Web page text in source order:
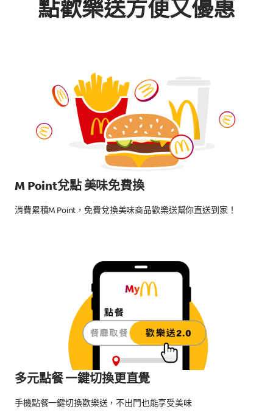
點歡樂送方便又優惠
M Point兌點 美味免費換
消費累積M Point，免費兌換美味商品歡樂送幫你直送到家！
多元點餐 一鍵切換更直覺
手機點餐一鍵切換歡樂送，不出門也能享受美味